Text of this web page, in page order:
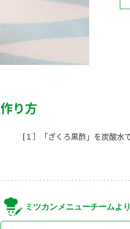
作り方
[１］「ざくろ黒酢」を炭酸水
ミツカンメニューチームより